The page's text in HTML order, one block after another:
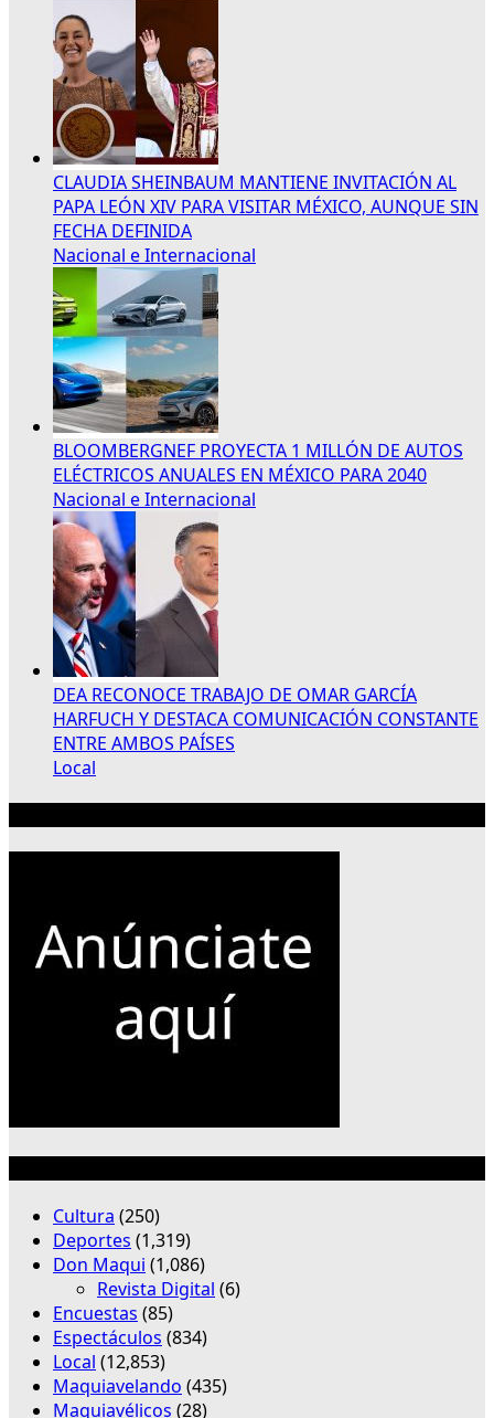
CLAUDIA SHEINBAUM MANTIENE INVITACIÓN AL
PAPA LEÓN XIV PARA VISITAR MÉXICO, AUNQUE SIN
FECHA DEFINIDA
Nacional e Internacional
BLOOMBERGNEF PROYECTA 1 MILLÓN DE AUTOS
ELÉCTRICOS ANUALES EN MÉXICO PARA 2040
Nacional e Internacional
DEA RECONOCE TRABAJO DE OMAR GARCÍA
HARFUCH Y DESTACA COMUNICACIÓN CONSTANTE
ENTRE AMBOS PAÍSES
Local
Cultura (250)
Deportes (1,319)
Don Maqui (1,086)
Revista Digital (6)
Encuestas (85)
Espectáculos (834)
Local (12,853)
Maquiavelando (435)
Maquiavélicos (28)